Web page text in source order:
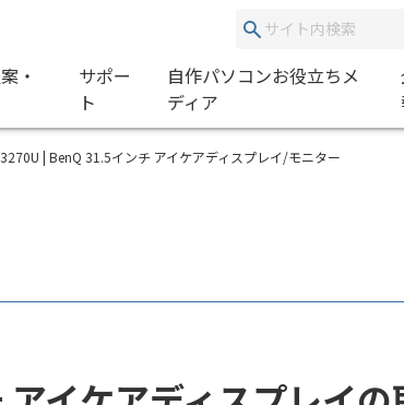
・
サポー
ト
自作パソコンお役立ちメ
ディア
| BenQ 31.5インチ アイケアディスプレイ/モニター